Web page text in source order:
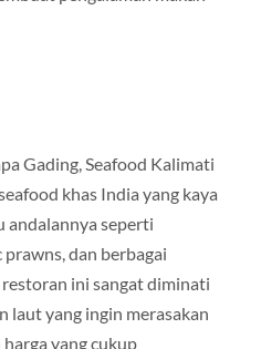
Gading, Seafood Kalimati
khas India yang kaya
andalannya seperti
dan berbagai
ini sangat diminati
laut yang ingin merasakan
yang cukup